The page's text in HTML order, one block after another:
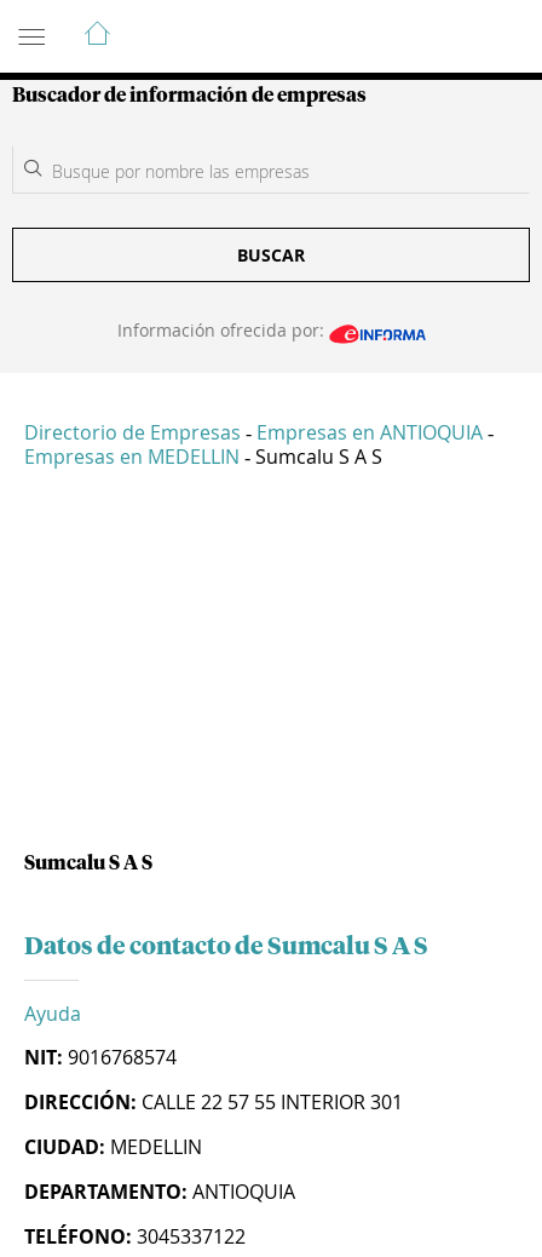
Guía de Empresas Colombianas
Buscador de información de empresas
BUSCAR
Información ofrecida por:
Directorio de Empresas - Empresas en ANTIOQUIA -
Empresas en MEDELLIN - Sumcalu S A S
Sumcalu S A S
Datos de contacto de Sumcalu S A S
Ayuda
NIT: 9016768574
DIRECCIÓN: CALLE 22 57 55 INTERIOR 301
CIUDAD: MEDELLIN
DEPARTAMENTO: ANTIOQUIA
TELÉFONO: 3045337122